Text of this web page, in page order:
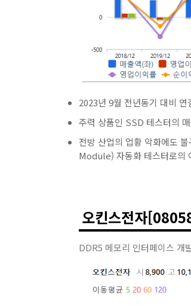
2023년 9월 전년동기 대비
주력 상품인 SSD 테스터의
전방 산업의 업황 악화에도
Module) 자동화 테스터로의
오킨스전자
DDR5 메모리 인터페이스 개